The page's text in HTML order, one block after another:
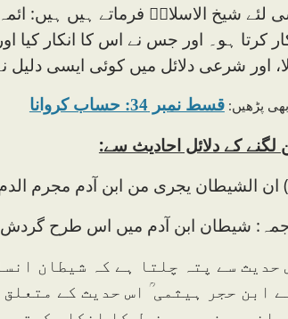
لئے شیخ الاسلامؒ فرماتے ہیں ہیں:
کرتا ہو۔ اور جس نے اس کا انکار
اور شرعی دلائل میں کوئی ایسی دلیل
پڑھیں:قسط نمبر 34: حساب کروانا
لگنے کے دلائل احادیث سے:
شیطان ابن آدم میں اس طرح
حدیث سے پتہ چلتا ہے کہ شیطان
ابن حجر ہیثمی ؒ اس حدیث کے